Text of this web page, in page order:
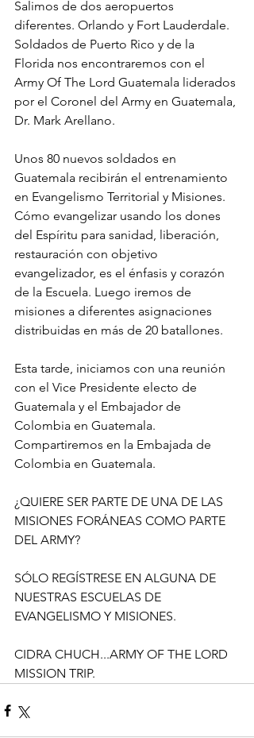
Salimos de dos aeropuertos
diferentes. Orlando y Fort Lauderdale.
Soldados de Puerto Rico y de la
Florida nos encontraremos con el
Army Of The Lord Guatemala liderados
por el Coronel del Army en Guatemala,
Dr. Mark Arellano.
Unos 80 nuevos soldados en
Guatemala recibirán el entrenamiento
en Evangelismo Territorial y Misiones.
Cómo evangelizar usando los dones
del Espíritu para sanidad, liberación,
restauración con objetivo
evangelizador, es el énfasis y corazón
de la Escuela. Luego iremos de
misiones a diferentes asignaciones
distribuidas en más de 20 batallones.
Esta tarde, iniciamos con una reunión
con el Vice Presidente electo de
Guatemala y el Embajador de
Colombia en Guatemala.
Compartiremos en la Embajada de
Colombia en Guatemala.
¿QUIERE SER PARTE DE UNA DE LAS
MISIONES FORÁNEAS COMO PARTE
DEL ARMY?
SÓLO REGÍSTRESE EN ALGUNA DE
NUESTRAS ESCUELAS DE
EVANGELISMO Y MISIONES.
CIDRA CHUCH...ARMY OF THE LORD
MISSION TRIP.